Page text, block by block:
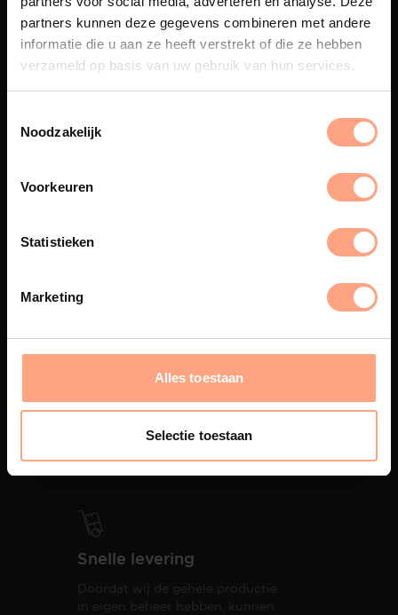
partners kunnen deze gegevens combineren met andere
informatie die u aan ze heeft verstrekt of die ze hebben
verzameld op basis van uw gebruik van hun services.
Noodzakelijk
Voorkeuren
Statistieken
Marketing
Alles toestaan
Selectie toestaan
Maatwerk
Een exclusieve handgemaakte
beleving, waar Nederlands
Spuiterij
eigen spuiterij afgewerkt met
Interieur inrichting
oplevering,met als resultaat een
totale woonbeleving.
Snelle levering
Doordat wij de gehele productie
in eigen beheer hebben, kunnen